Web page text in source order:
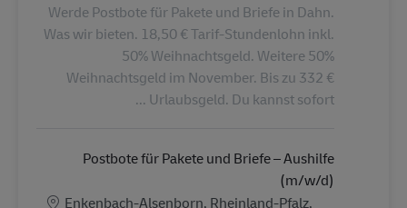
Werde Postbote für Pakete und Briefe in Dahn.
Was wir bieten. 18,50 € Tarif-Stundenlohn inkl.
50% Weihnachtsgeld. Weitere 50%
Weihnachtsgeld im November. Bis zu 332 €
Urlaubsgeld. Du kannst sofort ...
Postbote für Pakete und Briefe – Aushilfe
(m/w/d)
الموقع
Enkenbach-Alsenborn, Rheinland-Pfalz,